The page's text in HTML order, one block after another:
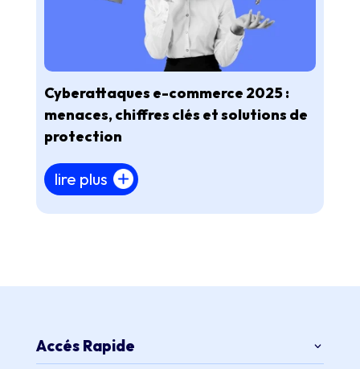
Cyberattaques e-commerce 2025 :
menaces, chiffres clés et solutions de
protection
lire plus
Accés Rapide